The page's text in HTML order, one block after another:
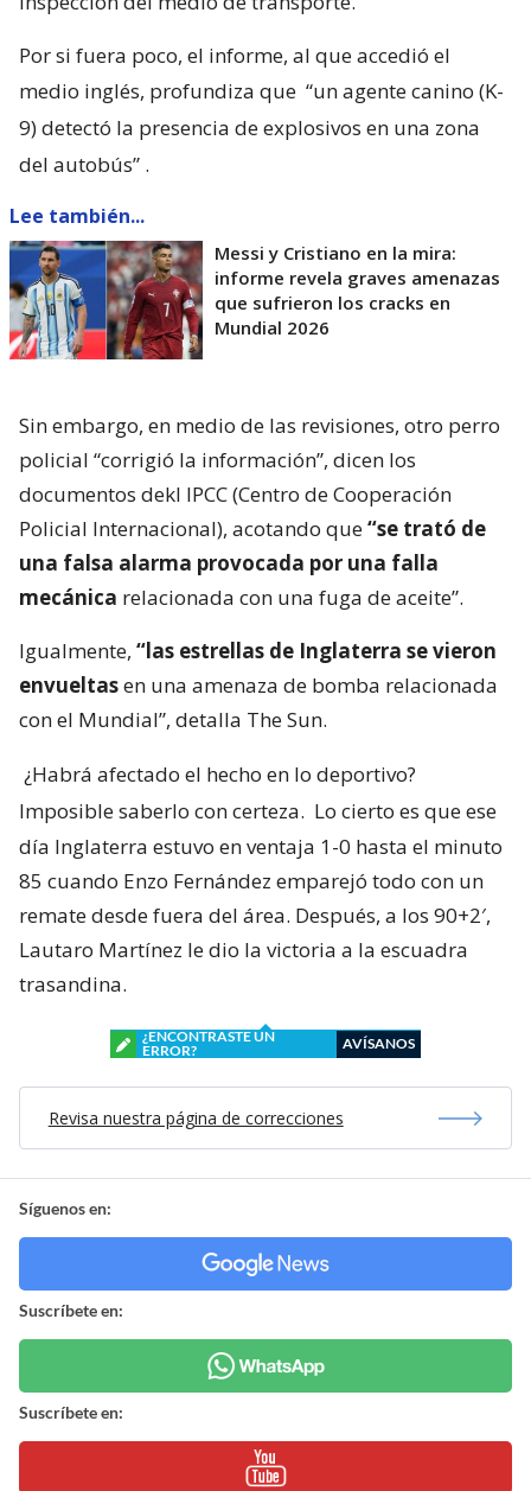
Por si fuera poco, el informe, al que accedió el
medio inglés, profundiza que “un agente canino (K-
9) detectó la presencia de explosivos en una zona
del autobús” .
Lee también...
Messi y Cristiano en la mira:
informe revela graves amenazas
que sufrieron los cracks en
Mundial 2026
Sin embargo, en medio de las revisiones, otro perro
policial “corrigió la información”, dicen los
documentos dekl IPCC (Centro de Cooperación
Policial Internacional), acotando que“se trató de
una falsa alarma provocada por una falla
mecánica relacionada con una fuga de aceite”.
Igualmente, “las estrellas de Inglaterra se vieron
envueltasen una amenaza de bomba relacionada
con el Mundial”, detalla The Sun.
¿Habrá afectado el hecho en lo deportivo?
Imposible saberlo con certeza. Lo cierto es que ese
día Inglaterra estuvo en ventaja 1-0 hasta el minuto
85 cuando Enzo Fernández emparejó todo con un
remate desde fuera del área. Después, a los 90+2′,
Lautaro Martínez le dio la victoria a la escuadra
trasandina.
¿ENCONTRASTE UN
ERROR?
AVÍSANOS
Revisa nuestra página de correcciones
Síguenos en:
Suscríbete en:
Suscríbete en: